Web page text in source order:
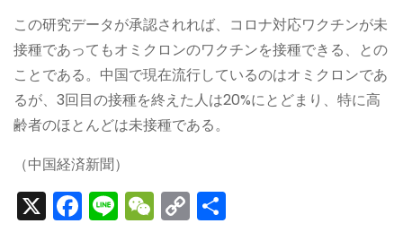
この研究データが承認されれば、コロナ対応ワクチンが未
接種であってもオミクロンのワクチンを接種できる、との
ことである。中国で現在流行しているのはオミクロンであ
るが、3回目の接種を終えた人は20%にとどまり、特に高
齢者のほとんどは未接種である。
（中国経済新聞）
X F Li W C